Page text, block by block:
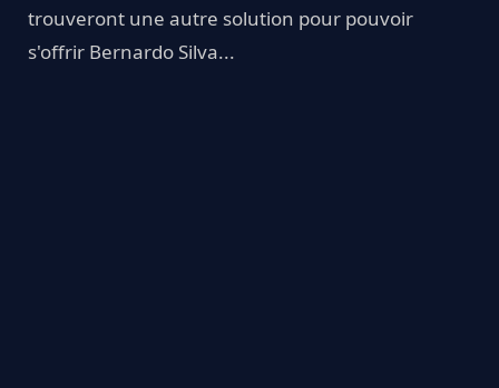
trouveront une autre solution pour pouvoir
s'offrir Bernardo Silva...